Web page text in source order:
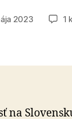
2023 1
na